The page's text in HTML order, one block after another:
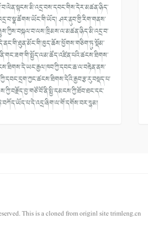
ཤར་ནུབ་གྱི་རིག་གནས་
This is a cloned from originl sitetrimleng.cn